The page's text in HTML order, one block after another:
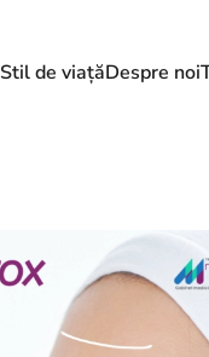
Stil de viațăDespre noi